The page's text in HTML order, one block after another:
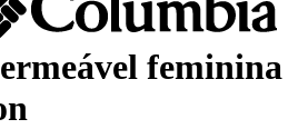
feminina